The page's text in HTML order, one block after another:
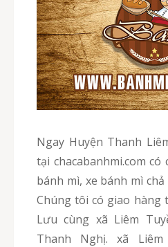
Ngay Huyện Thanh Liêm của Hà Nam, hiện
tại chacabanhmi.com có
bánh mì, xe bánh mì chả
Chúng tôi có giao hàng
Lưu cùng xã Liêm
Thanh Nghị. xã